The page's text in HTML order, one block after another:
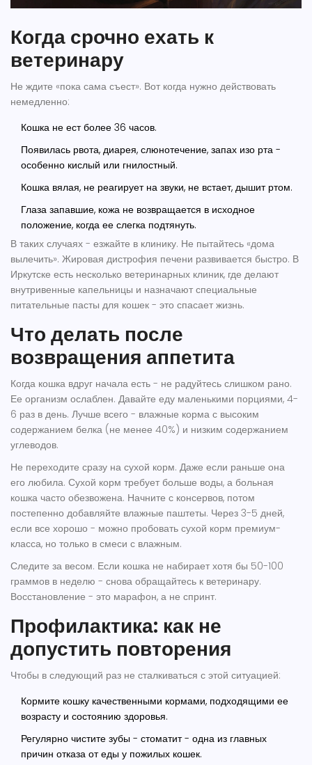
Когда срочно ехать к
ветеринару
Не ждите «пока сама съест». Вот когда нужно действовать
немедленно:
Кошка не ест более 36 часов.
Появилась рвота, диарея, слюнотечение, запах изо рта -
особенно кислый или гнилостный.
Кошка вялая, не реагирует на звуки, не встает, дышит ртом.
Глаза запавшие, кожа не возвращается в исходное
положение, когда ее слегка подтянуть.
В таких случаях - езжайте в клинику. Не пытайтесь «дома
вылечить». Жировая дистрофия печени развивается быстро. В
Иркутске есть несколько ветеринарных клиник, где делают
внутривенные капельницы и назначают специальные
питательные пасты для кошек - это спасает жизнь.
Что делать после
возвращения аппетита
Когда кошка вдруг начала есть - не радуйтесь слишком рано.
Ее организм ослаблен. Давайте еду маленькими порциями, 4-
6 раз в день. Лучше всего - влажные корма с высоким
содержанием белка (не менее 40%) и низким содержанием
углеводов.
Не переходите сразу на сухой корм. Даже если раньше она
его любила. Сухой корм требует больше воды, а больная
кошка часто обезвожена. Начните с консервов, потом
постепенно добавляйте влажные паштеты. Через 3-5 дней,
если все хорошо - можно пробовать сухой корм премиум-
класса, но только в смеси с влажным.
Следите за весом. Если кошка не набирает хотя бы 50-100
граммов в неделю - снова обращайтесь к ветеринару.
Восстановление - это марафон, а не спринт.
Профилактика: как не
допустить повторения
Чтобы в следующий раз не сталкиваться с этой ситуацией:
Кормите кошку качественными кормами, подходящими ее
возрасту и состоянию здоровья.
Регулярно чистите зубы - стоматит - одна из главных
причин отказа от еды у пожилых кошек.